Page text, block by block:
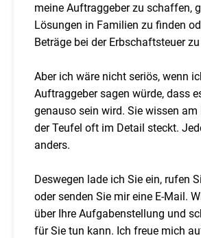
meine Auftraggeber zu schaffen,
Lösungen in Familien zu finden
Beträge bei der Erbschaftsteuer
Aber ich wäre nicht seriös, wenn
Auftraggeber sagen würde, dass
genauso sein wird. Sie wissen am
der Teufel oft im Detail steckt.
anders.
Deswegen lade ich Sie ein, rufen
oder senden Sie mir eine E-Mail.
über Ihre Aufgabenstellung und
für Sie tun kann. Ich freue mich